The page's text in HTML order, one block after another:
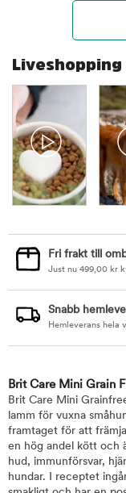
Fri frakt till
Just nu 499,00 kr
Snabb
Hemleverans hela
Brit Care Mini Grain
Brit Care Mini
lamm för vuxna
framtaget för att
en hög andel kött och
hud, immunförsvar,
hundar. I receptet